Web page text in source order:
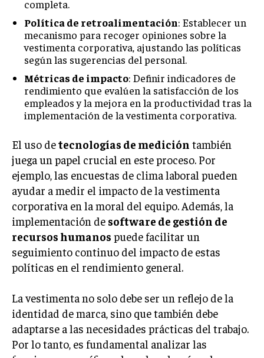
GESTIÓN DE CRISIS EMPRESARIALES
EMPRESAS Y STARTUPS TECNOLÓGICAS
GESTIÓN DE LA EXPERIENCIA DEL CLIENTE
MÁS
PROYECTOS
GESTIÓN DE PROYECTOS
LOGÍSTICA EMPRESARIAL
CALIDAD Y MEJORA CONTINUA
TALENTOS
RECURSOS HUMANOS Y GESTIÓN DEL
TALENTO
COMPENSACIÓN Y BENEFICIOS
RECLUTAMIENTO Y SELECCIÓN
DESARROLLO DE PERSONAL
GESTIÓN DEL DESEMPEÑO
CULTURA Y CLIMA ORGANIZACIONAL
completa.
Política de retroalimentación: Establecer un
mecanismo para recoger opiniones sobre la
vestimenta corporativa, ajustando las políticas
según las sugerencias del personal.
Métricas de impacto: Definir indicadores de
rendimiento que evalúen la satisfacción de los
empleados y la mejora en la productividad tras la
implementación de la vestimenta corporativa.
El uso detecnologías de medición también
juega un papel crucial en este proceso. Por
ejemplo, las encuestas de clima laboral pueden
ayudar a medir el impacto de la vestimenta
corporativa en la moral del equipo. Además, la
implementación de software de gestión de
recursos humanos puede facilitar un
seguimiento continuo del impacto de estas
políticas en el rendimiento general.
La vestimenta no solo debe ser un reflejo de la
identidad de marca, sino que también debe
adaptarse a las necesidades prácticas del trabajo.
Por lo tanto, es fundamental analizar las